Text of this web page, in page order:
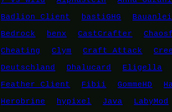
Badlion Client
bastiGHG
Bedrock
benx CastCrafter
Cheating
Clym Craft Attack
Deutschland
Dhalucard Eligella
Feather Client
Fibii GommeHD
Herobrine
hypixel Java LabyMod